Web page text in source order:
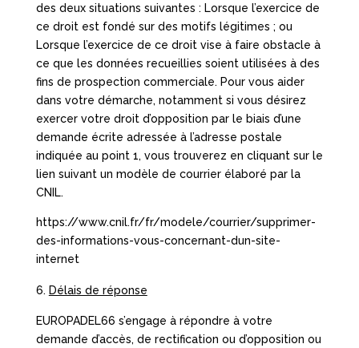
des deux situations suivantes : Lorsque l’exercice de
ce droit est fondé sur des motifs légitimes ; ou
Lorsque l’exercice de ce droit vise à faire obstacle à
ce que les données recueillies soient utilisées à des
fins de prospection commerciale. Pour vous aider
dans votre démarche, notamment si vous désirez
exercer votre droit d’opposition par le biais d’une
demande écrite adressée à l’adresse postale
indiquée au point 1, vous trouverez en cliquant sur le
lien suivant un modèle de courrier élaboré par la
CNIL.
https://www.cnil.fr/fr/modele/courrier/supprimer-
des-informations-vous-concernant-dun-site-
internet
Délais de réponse
EUROPADEL66 s’engage à répondre à votre
demande d’accès, de rectification ou d’opposition ou